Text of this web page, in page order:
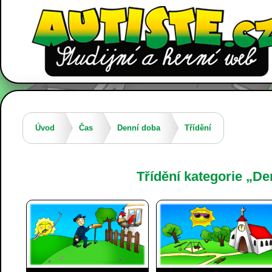
Úvod Čas Denní doba Třídění
Třídění kategorie